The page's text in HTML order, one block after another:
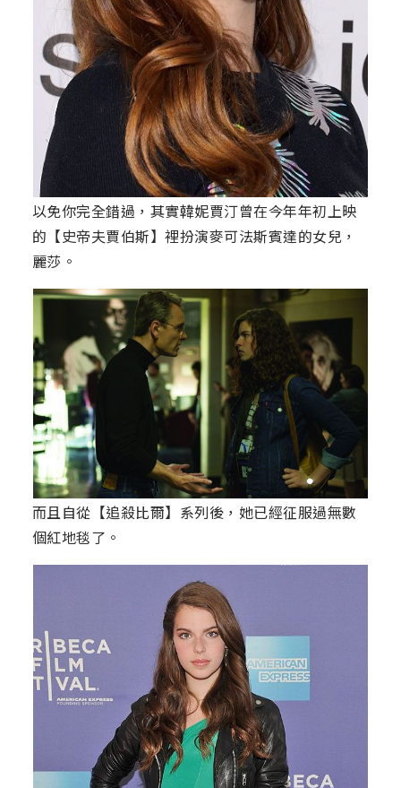
以免你完全錯過，其實韓妮賈汀曾在今年年初上映
的【史帝夫賈伯斯】裡扮演麥可法斯賓達的女兒，
麗莎。
而且自從【追殺比爾】系列後，她已經征服過無數
個紅地毯了。